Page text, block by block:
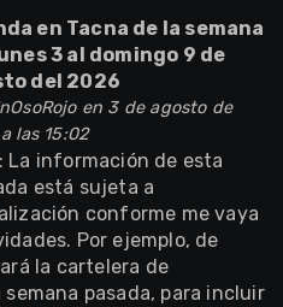
en Tacna de la semana
3 al domingo 9 de
del 2026
en 3 de agosto de
las 15:02
La información de esta
está sujeta a
conforme me vaya
Por ejemplo, de
la cartelera de
pasada, para incluir